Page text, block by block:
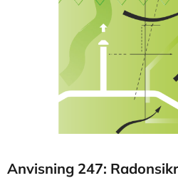
Anvisning 247: